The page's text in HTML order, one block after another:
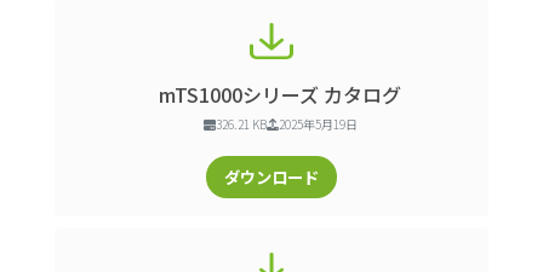
mTS1000シリーズ カタログ
326.21 KB 2025年5月19日
ダウンロード